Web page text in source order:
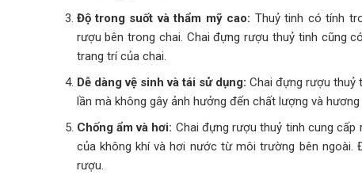
Độ trong suốt và thẩm mỹ cao: Thuỷ tinh có tính
rượu bên trong chai. Chai đựng rượu thuỷ tinh cũng
trang trí của chai.
Dễ dàng vệ sinh và tái sử dụng: Chai đựng rượu thuỷ
lần mà không gây ảnh hưởng đến chất lượng và
Chống ẩm và hơi: Chai đựng rượu thuỷ tinh cung
của không khí và hơi nước từ môi trường bên
rượu.